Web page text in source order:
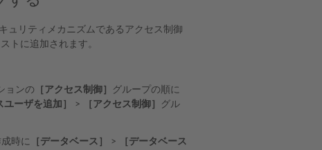
ュリティメカニズムであるアクセス制御
トに追加されます。
ョンの ［アクセス制御］
グループの順に
ユーザを追加］ > ［アクセス制御］
グル
時に ［データベース］ >
［データベース